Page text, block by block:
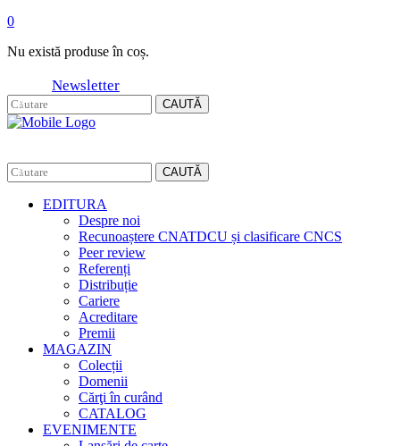
0
Nu există produse în coș.
Newsletter
CAUTĂ
CAUTĂ
EDITURA
Despre noi
Recunoaștere CNATDCU și clasificare CNCS
Peer review
Referenți
Distribuție
Cariere
Acreditare
Premii
MAGAZIN
Colecții
Domenii
Cărţi în curând
CATALOG
EVENIMENTE